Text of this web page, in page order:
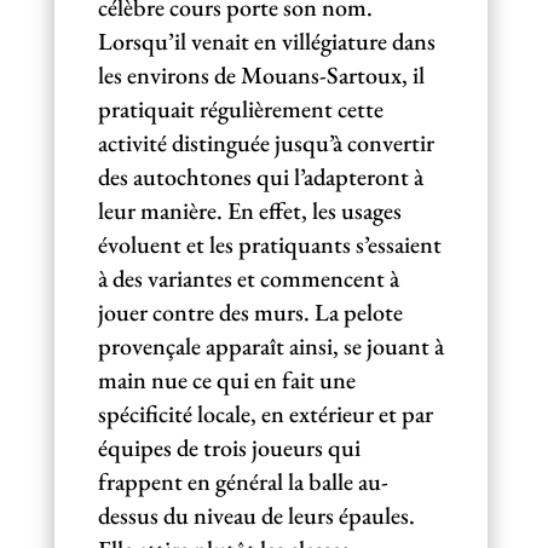
célèbre cours porte son nom.
Lorsqu’il venait en villégiature dans
les environs de Mouans-Sartoux, il
pratiquait régulièrement cette
activité distinguée jusqu’à convertir
des autochtones qui l’adapteront à
leur manière. En effet, les usages
évoluent et les pratiquants s’essaient
à des variantes et commencent à
jouer contre des murs. La pelote
provençale apparaît ainsi, se jouant à
main nue ce qui en fait une
spécificité locale, en extérieur et par
équipes de trois joueurs qui
frappent en général la balle au-
dessus du niveau de leurs épaules.